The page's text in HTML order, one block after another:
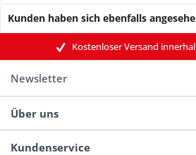
Kunden haben sich ebenfalls
Kostenloser Versand
Newsletter
Über uns
Kundenservice